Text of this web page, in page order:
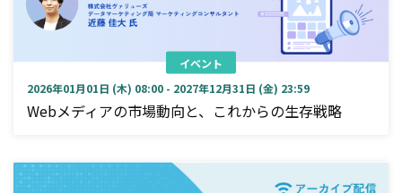
イベント
2026年01月01日 (木) 08:00 - 2027年12月31日 (金) 23:59
Webメディアの市場動向と、これからの生存戦略